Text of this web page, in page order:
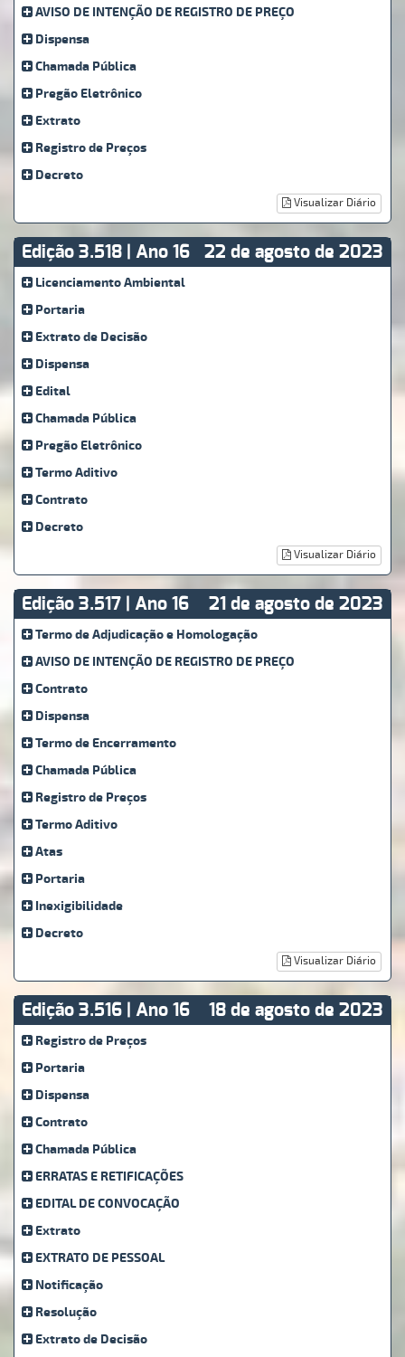
AVISO DE INTENÇÃO DE REGISTRO DE PREÇO
Dispensa
Chamada Pública
Pregão Eletrônico
Extrato
Registro de Preços
Decreto
Visualizar Diário
Edição 3.518 | Ano 16 22 de agosto de 2023
Licenciamento Ambiental
Portaria
Extrato de Decisão
Dispensa
Edital
Chamada Pública
Pregão Eletrônico
Termo Aditivo
Contrato
Decreto
Visualizar Diário
Edição 3.517 | Ano 16 21 de agosto de 2023
Termo de Adjudicação e Homologação
AVISO DE INTENÇÃO DE REGISTRO DE PREÇO
Contrato
Dispensa
Termo de Encerramento
Chamada Pública
Registro de Preços
Termo Aditivo
Atas
Portaria
Inexigibilidade
Decreto
Visualizar Diário
Edição 3.516 | Ano 16 18 de agosto de 2023
Registro de Preços
Portaria
Dispensa
Contrato
Chamada Pública
ERRATAS E RETIFICAÇÕES
EDITAL DE CONVOCAÇÃO
Extrato
EXTRATO DE PESSOAL
Notificação
Resolução
Extrato de Decisão